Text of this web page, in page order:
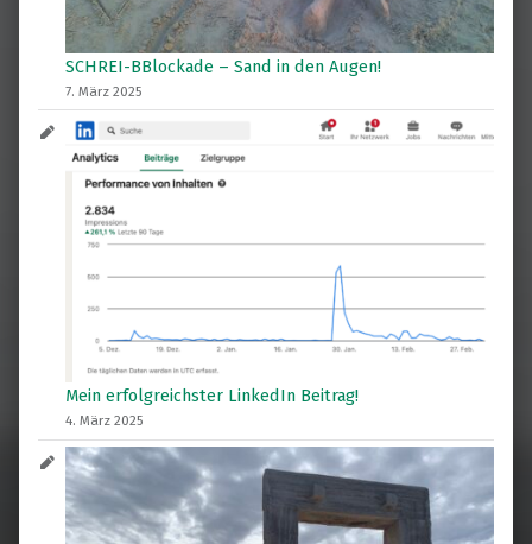
SCHREI-BBlockade – Sand in den Augen!
7. März 2025
Mein erfolgreichster LinkedIn Beitrag!
4. März 2025